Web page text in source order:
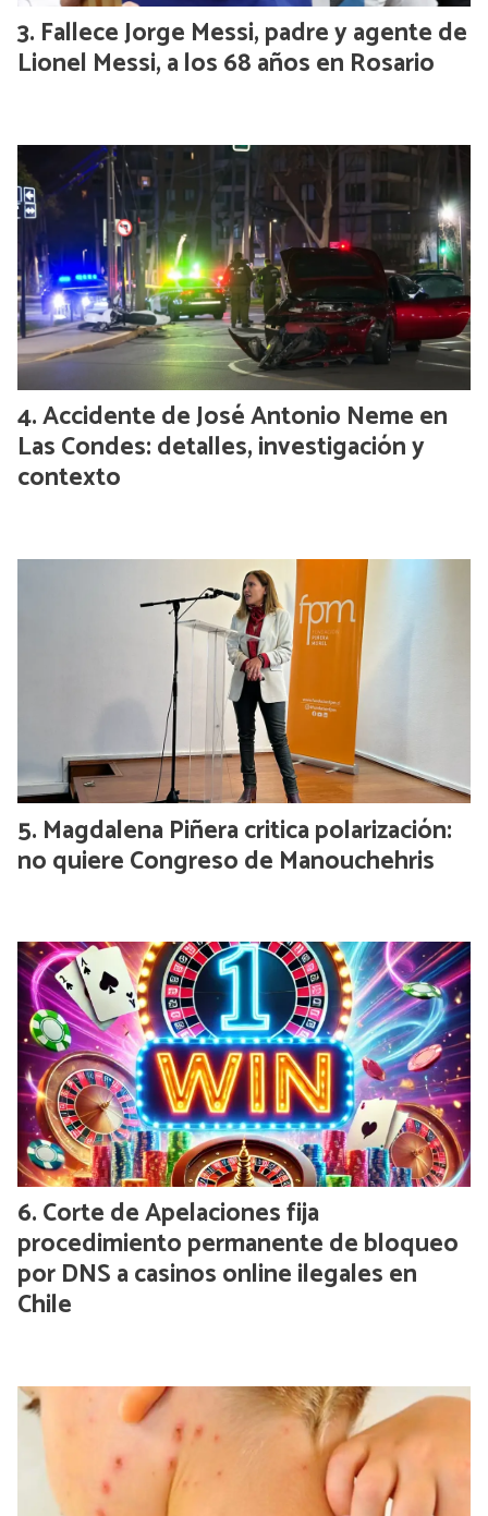
Fallece Jorge Messi, padre y agente de
Lionel Messi, a los 68 años en Rosario
Accidente de José Antonio Neme en
Las Condes: detalles, investigación y
contexto
Magdalena Piñera critica polarización:
no quiere Congreso de Manouchehris
Corte de Apelaciones fija
procedimiento permanente de bloqueo
por DNS a casinos online ilegales en
Chile